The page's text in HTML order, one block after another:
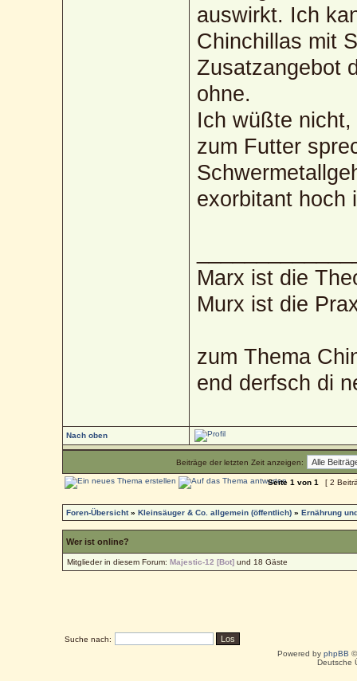
auswirkt. Ich
Chinchillas mit
Zusatzangebot
ohne.
Ich wüßte
zum Futter
exorbitant hoch
Marx ist die
Murx ist die
zum Thema
end derfsch di
Nach oben
Beiträge der letzten Zeit anzeigen:
Seite1 von1 [ 2
Foren-Übersicht»Kleinsäuger & Co. allgemein (öffentlich) »Ernährung
Wer ist online?
Mitglieder in diesem Forum:Majestic-12 [Bot] und 18 Gäste
Suche nach:
Powered by phpBB
Deutsche